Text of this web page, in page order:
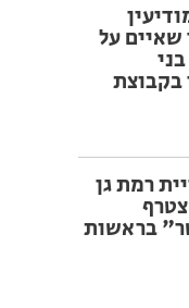
על
בקבוצת
רמת גן
בראשות